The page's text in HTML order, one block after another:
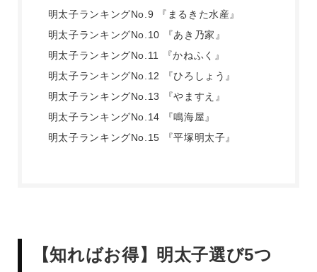
明太子ランキングNo.9 『まるきた水産』
明太子ランキングNo.10 『あき乃家』
明太子ランキングNo.11 『かねふく』
明太子ランキングNo.12 『ひろしょう』
明太子ランキングNo.13 『やますえ』
明太子ランキングNo.14 『鳴海屋』
明太子ランキングNo.15 『平塚明太子』
【知ればお得】明太子選び5つ